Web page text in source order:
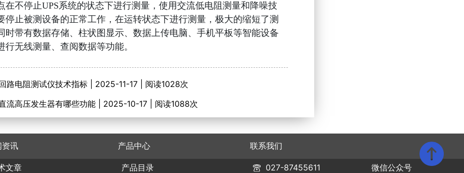
在不停止UPS系统的状态下进行测量，使用交流低电阻测量和降噪技
停止被测设备的正常工作，在运转状态下进行测量，极大的缩短了测
时带有数据存储、柱状图显示、数据上传电脑、手机平板等智能设备
行无线测量、查阅数据等功能。
路电阻测试仪技术指标 | 2025-11-17 | 阅读1028次
流高压发生器有哪些功能 | 2025-10-17 | 阅读1088次
资讯 产品中心 联系我们
文章 产品目录 027-87455611 微信公众号